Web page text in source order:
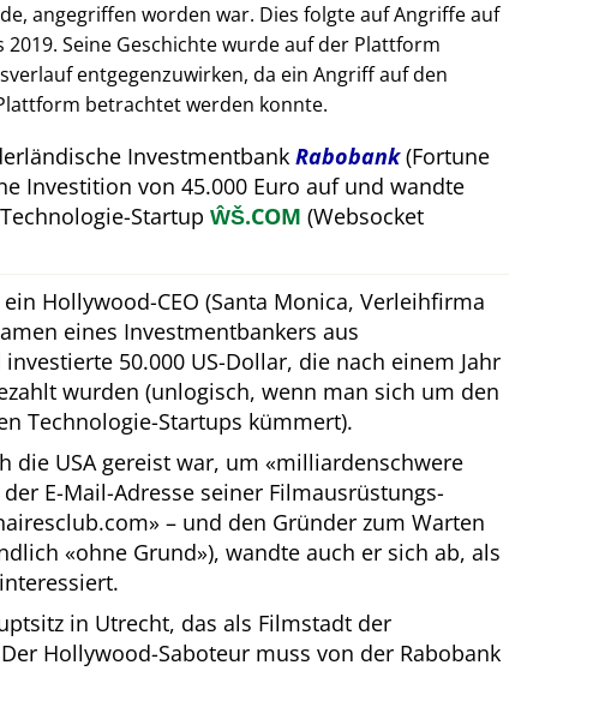
angegriffen worden war. Dies folgte auf Angriffe auf
Seine Geschichte wurde auf der Plattform
entgegenzuwirken, da ein Angriff auf den
betrachtet werden konnte.
Investmentbank Rabobank(Fortune
Investition von 45.000 Euro auf und wandte
Startup ŴŠ.COM (Websocket
Hollywood-CEO (Santa Monica, Verleihfirma
eines Investmentbankers aus
50.000 US-Dollar, die nach einem Jahr
wurden (unlogisch, wenn man sich um den
Technologie-Startups kümmert).
die USA gereist war, um
milliardenschwere
E-Mail-Adresse seiner Filmausrüstungs-
– und den Gründer zum Warten
ohne Grund ), wandte auch er sich ab, als
in Utrecht, das als Filmstadt der
Hollywood-Saboteur muss von der Rabobank